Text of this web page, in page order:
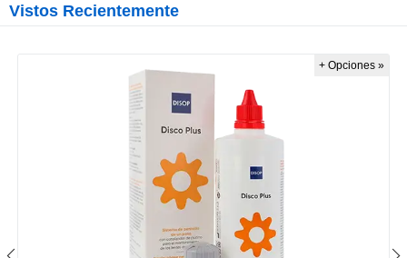
Vistos Recientemente
+ Opciones »